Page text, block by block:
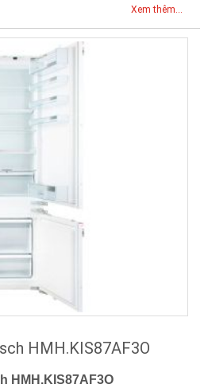
Xem thêm...
HMH.KIS87AF3O
HMH.KIS87AF3O